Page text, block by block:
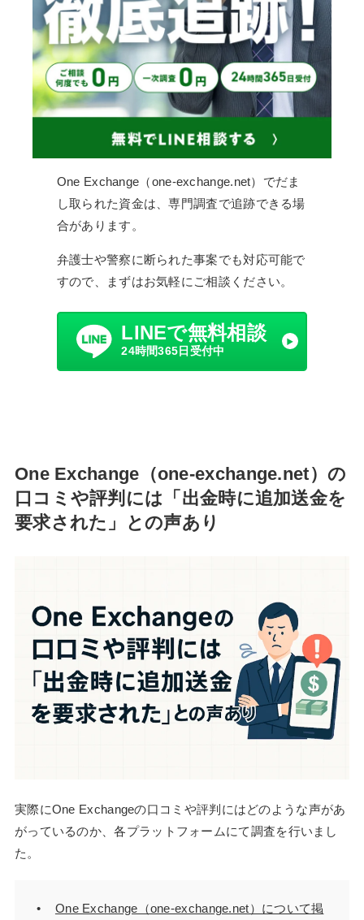
One Exchange（one-exchange.net）でだま
し取られた資金は、専門調査で追跡できる場
合があります。
弁護士や警察に断られた事案でも対応可能で
すので、まずはお気軽にご相談ください。
LINEで無料相談
24時間365日受付中
One Exchange（one-exchange.net）の
口コミや評判には「出金時に追加送金を
要求された」との声あり
実際にOne Exchangeの口コミや評判にはどのような声があ
がっているのか、各プラットフォームにて調査を行いまし
た。
One Exchange（one-exchange.net）について掲